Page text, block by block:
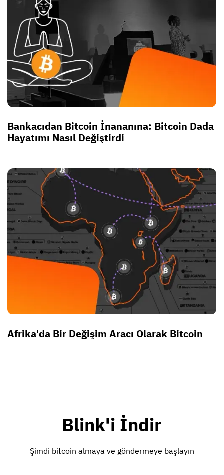
Bankacıdan Bitcoin İnananına: Bitcoin Dada
Hayatımı Nasıl Değiştirdi
Afrika'da Bir Değişim Aracı Olarak Bitcoin
Blink'i İndir
Şimdi bitcoin almaya ve göndermeye başlayın